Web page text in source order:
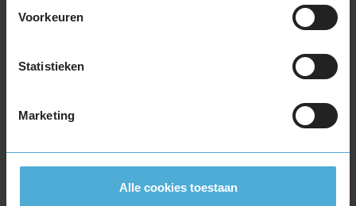
Voorkeuren
Statistieken
Marketing
Alle cookies toestaan
1